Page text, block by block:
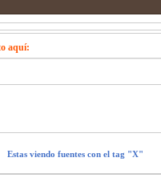
aquí:
Estas viendo fuentes con el tag "X"